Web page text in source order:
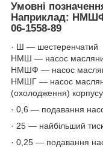
Умовні
Наприклад:
06-1558-89
· Ш — шестеренчатий
НМШ — насос
НМШФ — насос
НМШГ — насос
(охолодження) корпусу
· 0,6 — подавання
· 25 — найбільший
· 0,25 — подавання